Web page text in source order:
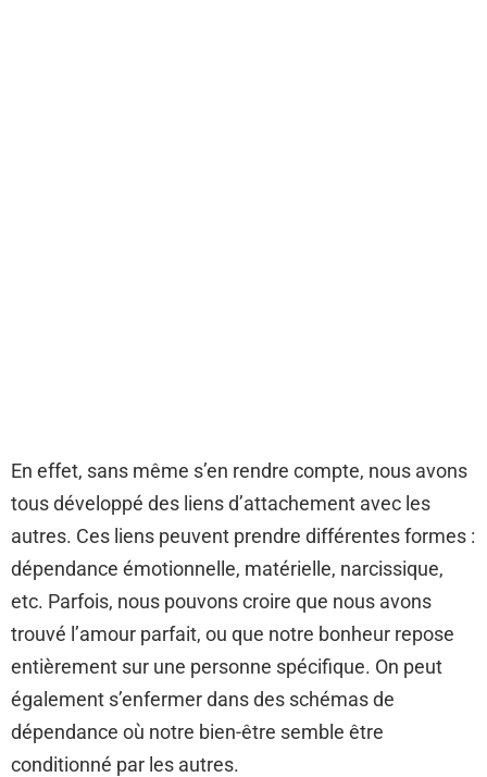
En effet, sans même s’en rendre compte, nous avons
tous développé des liens d’attachement avec les
autres. Ces liens peuvent prendre différentes formes :
dépendance émotionnelle, matérielle, narcissique,
etc. Parfois, nous pouvons croire que nous avons
trouvé l’amour parfait, ou que notre bonheur repose
entièrement sur une personne spécifique. On peut
également s’enfermer dans des schémas de
dépendance où notre bien-être semble être
conditionné par les autres.